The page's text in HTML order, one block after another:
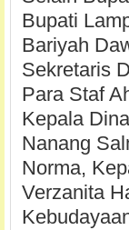
Bupati
Bariyah
Sekretaris
Para Staf
Kepala
Nanang
Norma,
Verzanita